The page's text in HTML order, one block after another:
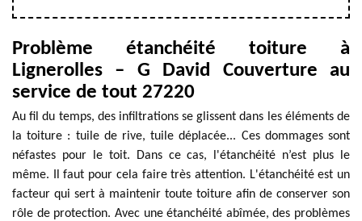
Problème étanchéité toiture à
Lignerolles – G David Couverture au
service de tout 27220
Au fil du temps, des infiltrations se glissent dans les éléments de
la toiture : tuile de rive, tuile déplacée... Ces dommages sont
néfastes pour le toit. Dans ce cas, l'étanchéité n’est plus le
même. Il faut pour cela faire très attention. L'étanchéité est un
facteur qui sert à maintenir toute toiture afin de conserver son
rôle de protection. Avec une étanchéité abîmée, des problèmes